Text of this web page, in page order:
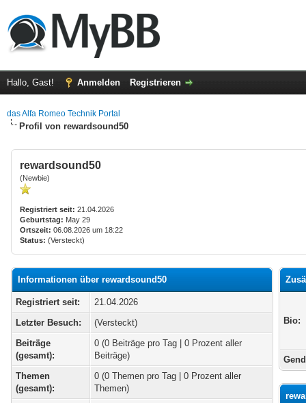
Hallo, Gast! Anmelden Registrieren
das Alfa Romeo Technik Portal
Profil von rewardsound50
rewardsound50
(Newbie)
Registriert seit: 21.04.2026
Geburtstag: May 29
Ortszeit: 06.08.2026 um 18:22
Status: (Versteckt)
Informationen über rewardsound50
Registriert seit:
21.04.2026
Letzter Besuch:
(Versteckt)
Beiträge
(gesamt):
0 (0 Beiträge pro Tag | 0 Prozent aller
Beiträge)
Themen
(gesamt):
0 (0 Themen pro Tag | 0 Prozent aller
Themen)
Bio: